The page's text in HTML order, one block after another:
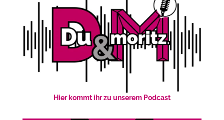
Hier kommt ihr zu unserem Podcast